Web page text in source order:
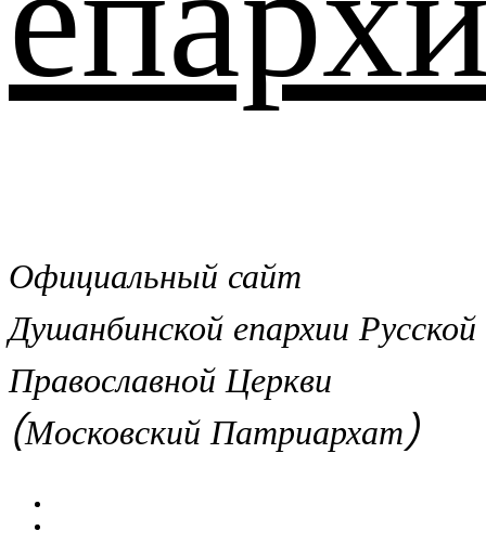
Официальный сайт
Душанбинской епархии Русской
Православной Церкви
(Московский Патриархат)